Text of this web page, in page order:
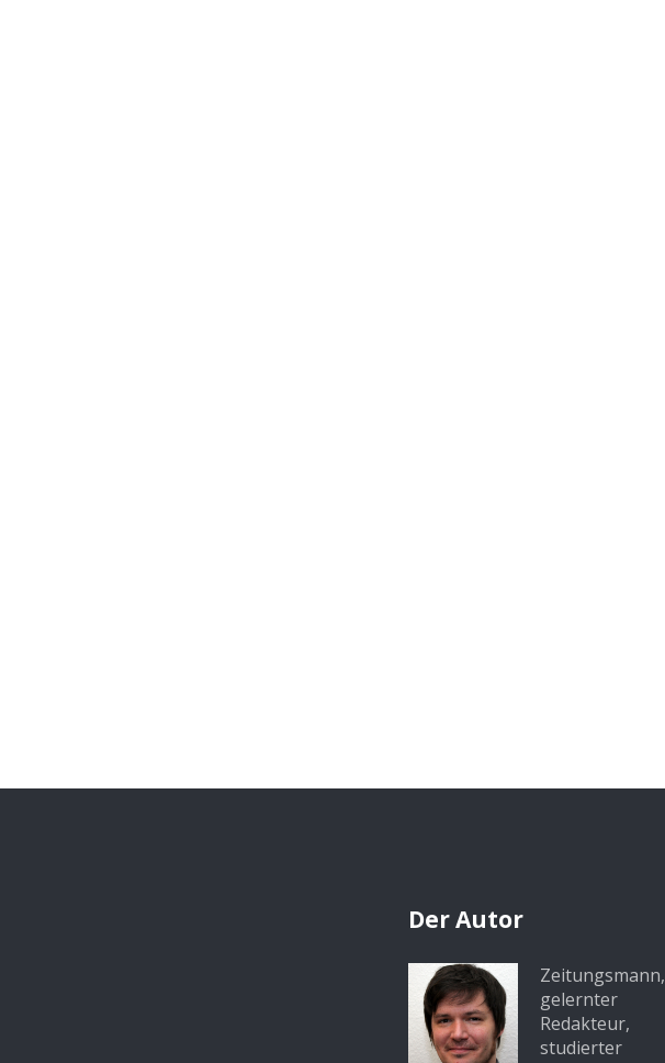
Der Autor
Zeitungsmann,
gelernter
Redakteur,
studierter